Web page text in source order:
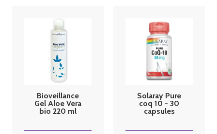
Bioveillance
Gel Aloe Vera
bio 220 ml
Solaray Pure
coq 10 - 30
capsules